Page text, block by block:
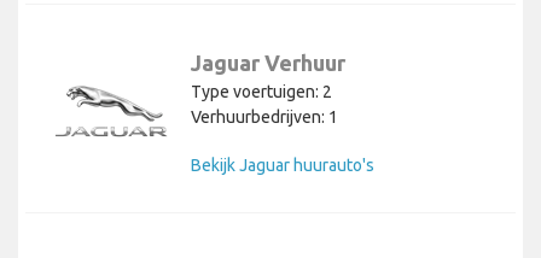
Jaguar Verhuur
Type voertuigen: 2
Verhuurbedrijven: 1
Bekijk Jaguar huurauto's